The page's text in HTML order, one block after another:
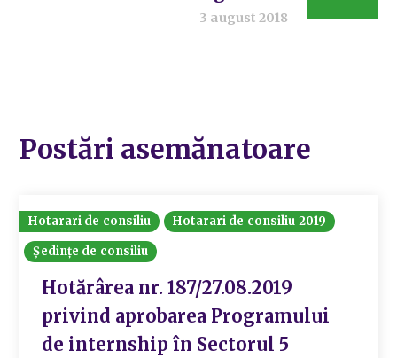
3 august 2018
Postări asemănatoare
Hotarari de consiliu
Hotarari de consiliu 2019
Ședințe de consiliu
Hotărârea nr. 187/27.08.2019
privind aprobarea Programului
de internship în Sectorul 5